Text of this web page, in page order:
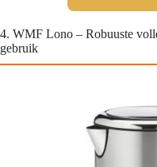
4. WMF Lono – Robuuste
gebruik